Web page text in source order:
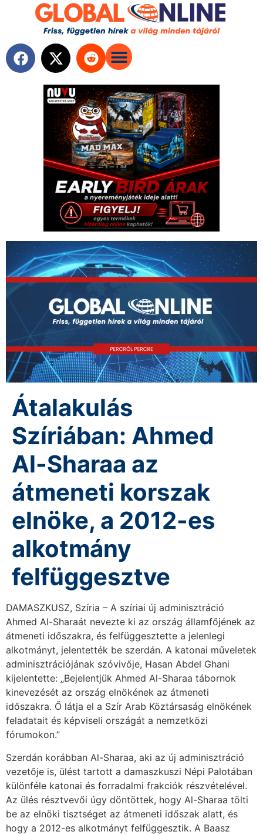
Átalakulás
Szíriában: Ahmed
Al-Sharaa az
átmeneti korszak
elnöke, a 2012-es
alkotmány
felfüggesztve
DAMASZKUSZ, Szíria – A szíriai új adminisztráció
Ahmed Al-Sharaát nevezte ki az ország államfőjének az
átmeneti időszakra, és felfüggesztette a jelenlegi
alkotmányt, jelentették be szerdán. A katonai műveletek
adminisztrációjának szóvivője, Hasan Abdel Ghani
kijelentette: „Bejelentjük Ahmed Al-Sharaa tábornok
kinevezését az ország elnökének az átmeneti
időszakra. Ő látja el a Szír Arab Köztársaság elnökének
feladatait és képviseli országát a nemzetközi
fórumokon.”
Szerdán korábban Al-Sharaa, aki az új adminisztráció
vezetője is, ülést tartott a damaszkuszi Népi Palotában
különféle katonai és forradalmi frakciók részvételével.
Az ülés résztvevői úgy döntöttek, hogy Al-Sharaa tölti
be az elnöki tisztséget az átmeneti időszak alatt, és
hogy a 2012-es alkotmányt felfüggesztik. A Baasz